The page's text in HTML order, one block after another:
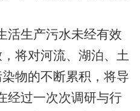
生产污水未经有效
将对河流、湖泊、土
物的不断累积，将导
经过一次次调研与行